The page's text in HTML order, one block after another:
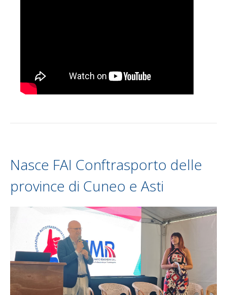
Nasce FAI Conftrasporto delle
province di Cuneo e Asti